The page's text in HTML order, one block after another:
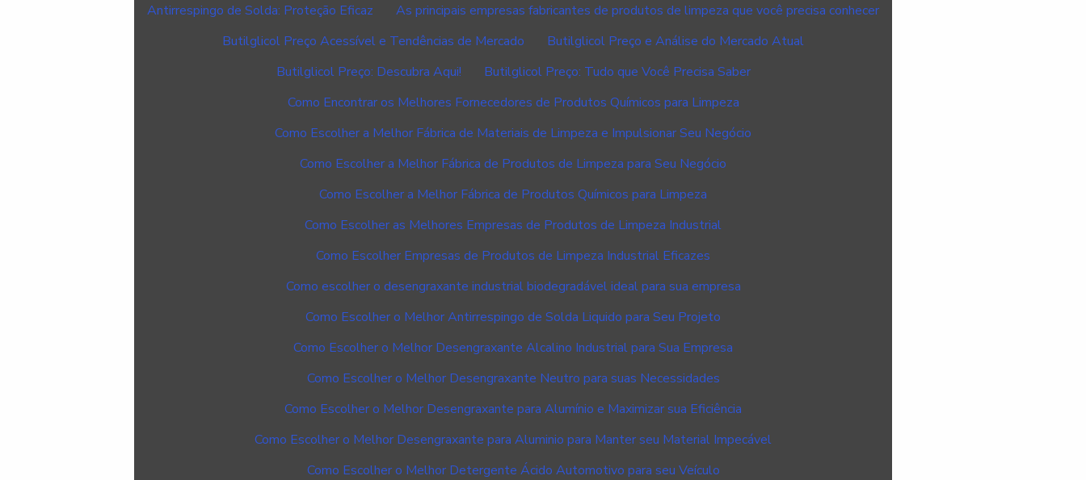
Antirrespingo de Solda: Proteção Eficaz
As principais empresas fabricantes de produtos de limpeza que você precisa conhecer
Butilglicol Preço Acessível e Tendências de Mercado
Butilglicol Preço e Análise do Mercado Atual
Butilglicol Preço: Descubra Aqui!
Butilglicol Preço: Tudo que Você Precisa Saber
Como Encontrar os Melhores Fornecedores de Produtos Químicos para Limpeza
Como Escolher a Melhor Fábrica de Materiais de Limpeza e Impulsionar Seu Negócio
Como Escolher a Melhor Fábrica de Produtos de Limpeza para Seu Negócio
Como Escolher a Melhor Fábrica de Produtos Químicos para Limpeza
Como Escolher as Melhores Empresas de Produtos de Limpeza Industrial
Como Escolher Empresas de Produtos de Limpeza Industrial Eficazes
Como escolher o desengraxante industrial biodegradável ideal para sua empresa
Como Escolher o Melhor Antirrespingo de Solda Liquido para Seu Projeto
Como Escolher o Melhor Desengraxante Alcalino Industrial para Sua Empresa
Como Escolher o Melhor Desengraxante Neutro para suas Necessidades
Como Escolher o Melhor Desengraxante para Alumínio e Maximizar sua Eficiência
Como Escolher o Melhor Desengraxante para Aluminio para Manter seu Material Impecável
Como Escolher o Melhor Detergente Ácido Automotivo para seu Veículo